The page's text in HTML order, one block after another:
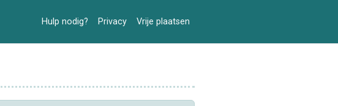
Hulp nodig? Privacy Vrije plaatsen